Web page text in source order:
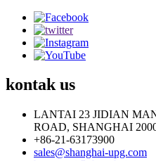
kontakus
LANTAI 23 JIDIAN
ROAD, SHANGHAI
+86-21-63173900
sales@shanghai-upg.com